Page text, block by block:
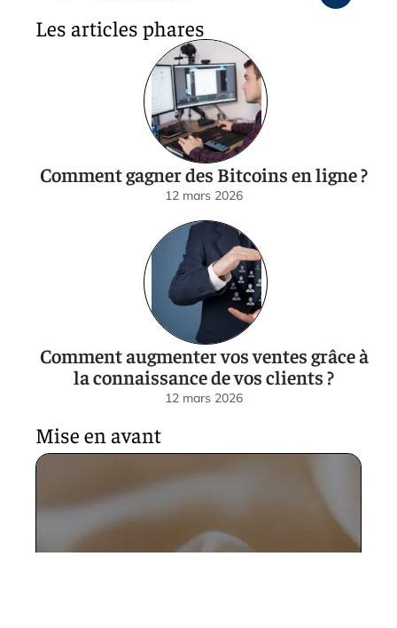
Les articles phares
Comment gagner des Bitcoins en ligne ?
12 mars 2026
Comment augmenter vos ventes grâce à
la connaissance de vos clients ?
12 mars 2026
Mise en avant